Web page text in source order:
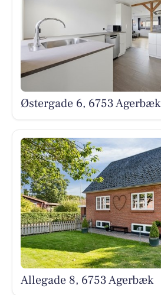
Østergade 6, 6753 Agerbæk
Allegade 8, 6753 Agerbæk